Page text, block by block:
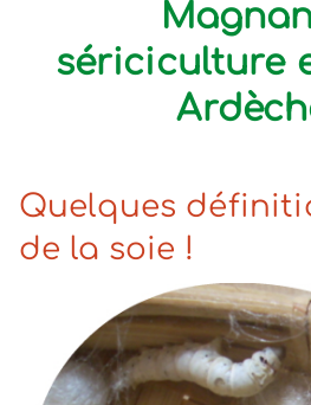
sériciculture
Quelques
de la soie !